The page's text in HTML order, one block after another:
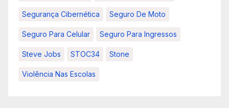
Segurança Cibernética Seguro De Moto
Seguro Para Celular Seguro Para Ingressos
Steve Jobs STOC34 Stone
Violência Nas Escolas